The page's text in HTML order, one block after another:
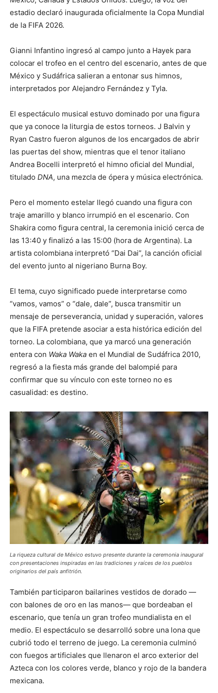
estadio declaró inaugurada oficialmente la Copa Mundial
de la FIFA 2026.
Gianni Infantino ingresó al campo junto a Hayek para
colocar el trofeo en el centro del escenario, antes de que
México y Sudáfrica salieran a entonar sus himnos,
interpretados por Alejandro Fernández y Tyla.
El espectáculo musical estuvo dominado por una figura
que ya conoce la liturgia de estos torneos. J Balvin y
Ryan Castro fueron algunos de los encargados de abrir
las puertas del show, mientras que el tenor italiano
Andrea Bocelli interpretó el himno oficial del Mundial,
titulado DNA, una mezcla de ópera y música electrónica.
Pero el momento estelar llegó cuando una figura con
traje amarillo y blanco irrumpió en el escenario. Con
Shakira como figura central, la ceremonia inició cerca de
las 13:40 y finalizó a las 15:00 (hora de Argentina). La
artista colombiana interpretó “Dai Dai”, la canción oficial
del evento junto al nigeriano Burna Boy.
El tema, cuyo significado puede interpretarse como
“vamos, vamos” o “dale, dale”, busca transmitir un
mensaje de perseverancia, unidad y superación, valores
que la FIFA pretende asociar a esta histórica edición del
torneo. La colombiana, que ya marcó una generación
entera con Waka Waka en el Mundial de Sudáfrica 2010,
regresó a la fiesta más grande del balompié para
confirmar que su vínculo con este torneo no es
casualidad: es destino.
La riqueza cultural de México estuvo presente durante la ceremonia inaugural
con presentaciones inspiradas en las tradiciones y raíces de los pueblos
originarios del país anfitrión.
También participaron bailarines vestidos de dorado —
con balones de oro en las manos— que bordeaban el
escenario, que tenía un gran trofeo mundialista en el
medio. El espectáculo se desarrolló sobre una lona que
cubrió todo el terreno de juego. La ceremonia culminó
con fuegos artificiales que llenaron el arco exterior del
Azteca con los colores verde, blanco y rojo de la bandera
mexicana.